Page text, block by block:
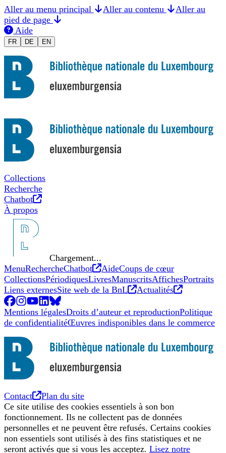
Aller au menu principal Aller au contenu
Aller au
pied de page
Aide
FRChanger la langue en Français
DE Sprache auf Deutsch ändern
ENSwitch to English
Collections
Recherche
Chatbot
Nouvel onglet
À propos
Chargement...
MenuRechercheChatbot Nouvel onglet
AideCoups de cœur
CollectionsPériodiquesLivresManuscritsAffichesPortraits
Liens externesSite web de la BnL Nouvel onglet
Actualités
Nouvel
Facebook
Nouvel onglet
Instagram
Nouvel onglet
YouTube
Nouvel onglet
LinkedIn
Nouvel onglet
BlueSky
Nouvel onglet
Mentions légalesDroits d’auteur et reproductionPolitique
de confidentialitéŒuvres indisponibles dans le commerce
Contact Nouvel onglet
Plan du site
Ce site utilise des cookies essentiels à son bon
fonctionnement. Ils ne collectent pas de données
personnelles et ne peuvent être refusés. Certains cookies
non essentiels sont utilisés à des fins statistiques et ne
seront activés que si vous les acceptez. Lisez notre